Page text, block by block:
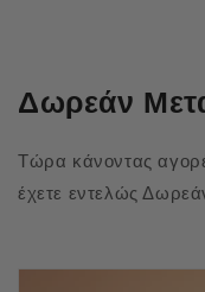
Δωρεάν
Τώρα κάνοντας
έχετε εντελώς